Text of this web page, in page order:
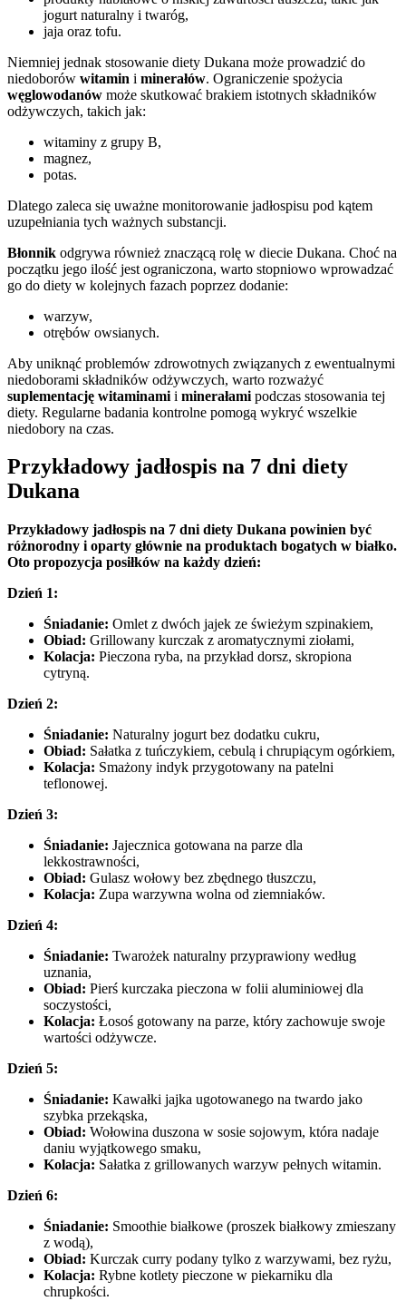
jogurt naturalny i twaróg,
jaja oraz tofu.
Niemniej jednak stosowanie diety Dukana może prowadzić do
niedoborów witamin i minerałów. Ograniczenie spożycia
węglowodanów może skutkować brakiem istotnych składników
odżywczych, takich jak:
witaminy z grupy B,
magnez,
potas.
Dlatego zaleca się uważne monitorowanie jadłospisu pod kątem
uzupełniania tych ważnych substancji.
Błonnik odgrywa również znaczącą rolę w diecie Dukana. Choć na
początku jego ilość jest ograniczona, warto stopniowo wprowadzać
go do diety w kolejnych fazach poprzez dodanie:
warzyw,
otrębów owsianych.
Aby uniknąć problemów zdrowotnych związanych z ewentualnymi
niedoborami składników odżywczych, warto rozważyć
suplementację witaminami i minerałami podczas stosowania tej
diety. Regularne badania kontrolne pomogą wykryć wszelkie
niedobory na czas.
Przykładowy jadłospis na 7 dni diety
Dukana
Przykładowy jadłospis na 7 dni diety Dukana powinien być
różnorodny i oparty głównie na produktach bogatych w białko.
Oto propozycja posiłków na każdy dzień:
Dzień 1:
Śniadanie: Omlet z dwóch jajek ze świeżym szpinakiem,
Obiad: Grillowany kurczak z aromatycznymi ziołami,
Kolacja: Pieczona ryba, na przykład dorsz, skropiona
cytryną.
Dzień 2:
Śniadanie: Naturalny jogurt bez dodatku cukru,
Obiad: Sałatka z tuńczykiem, cebulą i chrupiącym ogórkiem,
Kolacja: Smażony indyk przygotowany na patelni
teflonowej.
Dzień 3:
Śniadanie: Jajecznica gotowana na parze dla
lekkostrawności,
Obiad: Gulasz wołowy bez zbędnego tłuszczu,
Kolacja: Zupa warzywna wolna od ziemniaków.
Dzień 4:
Śniadanie: Twarożek naturalny przyprawiony według
uznania,
Obiad: Pierś kurczaka pieczona w folii aluminiowej dla
soczystości,
Kolacja: Łosoś gotowany na parze, który zachowuje swoje
wartości odżywcze.
Dzień 5:
Śniadanie: Kawałki jajka ugotowanego na twardo jako
szybka przekąska,
Obiad: Wołowina duszona w sosie sojowym, która nadaje
daniu wyjątkowego smaku,
Kolacja: Sałatka z grillowanych warzyw pełnych witamin.
Dzień 6:
Śniadanie: Smoothie białkowe (proszek białkowy zmieszany
z wodą),
Obiad: Kurczak curry podany tylko z warzywami, bez ryżu,
Kolacja: Rybne kotlety pieczone w piekarniku dla
chrupkości.